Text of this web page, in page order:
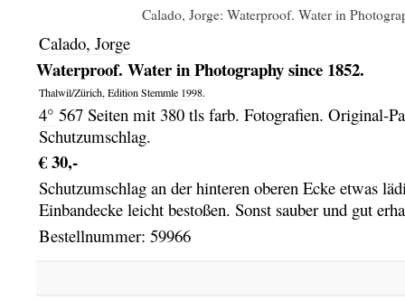
Calado, Jorge: Waterproof. Water in
Calado, Jorge
Waterproof. Water in Photography since 1852.
Thalwil/Zürich, Edition Stemmle 1998.
4° 567 Seiten mit 380 tls farb. Fotografien. Original-
Schutzumschlag.
€ 30,-
Schutzumschlag an der hinteren oberen Ecke etwas
Einbandecke leicht bestoßen. Sonst sauber und gut
Bestellnummer: 59966